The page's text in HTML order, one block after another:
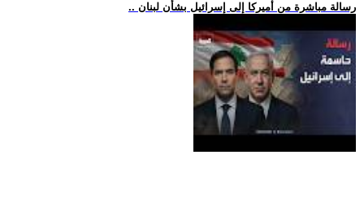
.. رسالة مباشرة من أميركا إلى إسرائيل بشأن لبنان